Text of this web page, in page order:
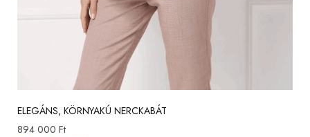
ELEGÁNS, KÖRNYAKÚ NERCKABÁT
894 000 Ft